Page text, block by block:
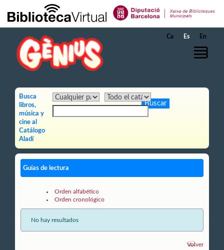
Saltar al contenido principal
Ca Es En
Busca
libros,
música y
cine al
Catálogo
Aladí
Guías de lectura
Orden alfabético
Orden cronológico
No hay resultados
Volver